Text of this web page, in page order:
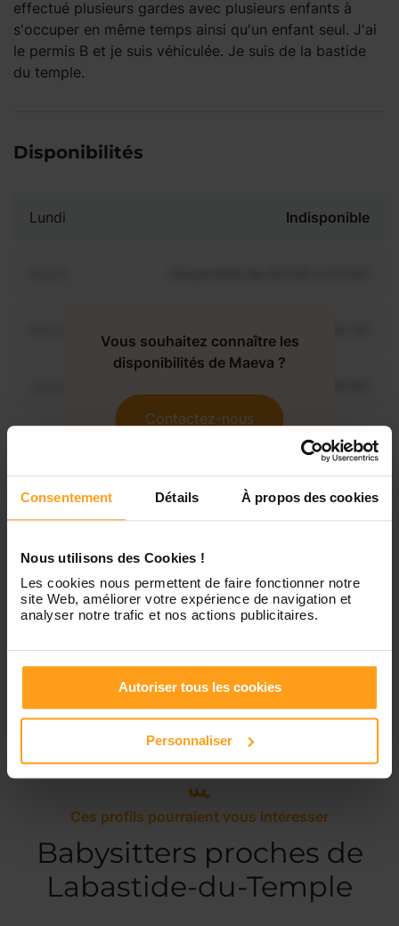
Consentement Détails À propos des cookies
Nous utilisons des Cookies !
Les cookies nous permettent de faire fonctionner notre
site Web, améliorer votre expérience de navigation et
analyser notre trafic et nos actions publicitaires.
Autoriser tous les cookies
Personnaliser
effectué plusieurs gardes avec plusieurs enfants à
s'occuper en même temps ainsi qu'un enfant seul. J'ai
le permis B et je suis véhiculée. Je suis de la bastide
du temple.
Disponibilités
Lundi Indisponible
Disponible de 00:00 à 00:00
Samedi Disponible de 00:00 à 00:00
Dimanche Disponible de 00:00 à 00:00
Vous souhaitez connaître les
disponibilités de Maeva ?
Contactez-nous
Ces profils pourraient vous intéresser
Babysitters proches de
Labastide-du-Temple